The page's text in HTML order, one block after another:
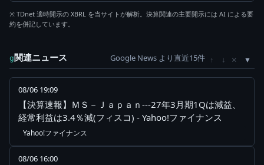
※ TDnet 適時開示の XBRL を当サイトが解析。決算関連の主要開示には AI による要
約を併記しています。
g関連ニュース Google News より直近15件 ↑ ↓ ×
08/06 19:09
【決算速報】ＭＳ－Ｊａｐａｎ---27年3月期1Qは減益、
経常利益は3.4％減(フィスコ) - Yahoo!ファイナンス
Yahoo!ファイナンス
08/06 16:00